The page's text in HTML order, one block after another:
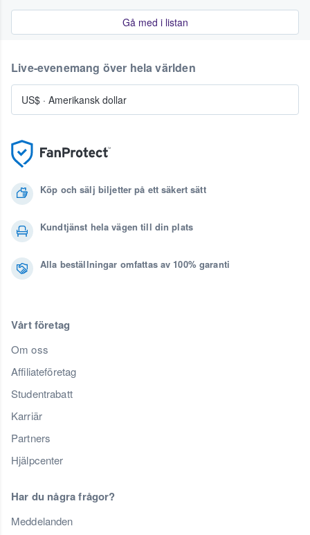
Gå med i listan
Köp och sälj biljetter på ett säkert sätt
Kundtjänst hela vägen till din plats
Alla beställningar omfattas av 100% garanti
Vårt företag
Om oss
Affiliateföretag
Studentrabatt
Karriär
Partners
Hjälpcenter
Har du några frågor?
Meddelanden
Live-evenemang över hela världen
US$ · Amerikansk dollar